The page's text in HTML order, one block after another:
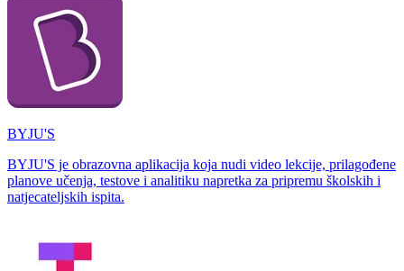
BYJU'S
BYJU'S je obrazovna aplikacija koja nudi video lekcije, prilagođene
planove učenja, testove i analitiku napretka za pripremu školskih i
natjecateljskih ispita.